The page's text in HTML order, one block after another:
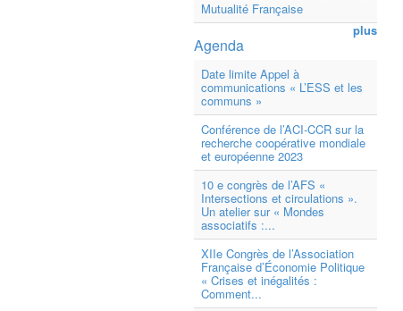
Mutualité Française
plus
Agenda
Date limite Appel à
communications « L’ESS et les
communs »
Conférence de l’ACI-CCR sur la
recherche coopérative mondiale
et européenne 2023
10 e congrès de l’AFS «
Intersections et circulations ».
Un atelier sur « Mondes
associatifs :...
XIIe Congrès de l’Association
Française d’Économie Politique
« Crises et inégalités :
Comment...